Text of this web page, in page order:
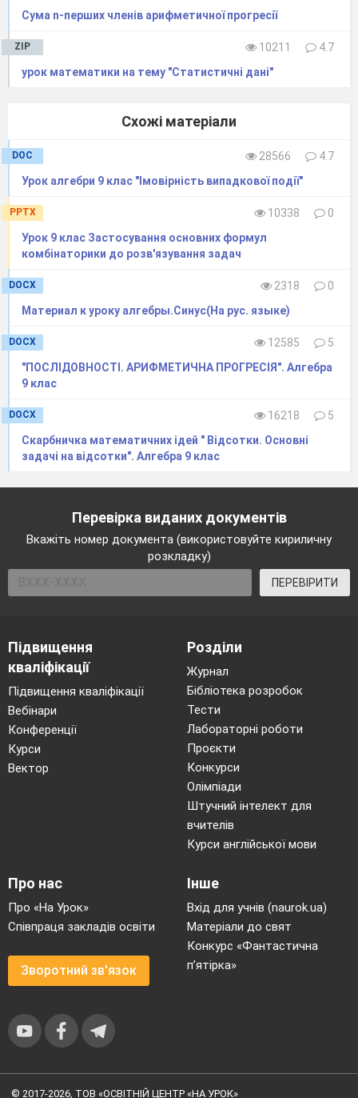
44
Геометрична прогресія, її
45
геометричної прогресії.
Сума перших n членів
48
геометричної прогресії.
49
прогресії, у тому числі
прикладного змісту.
Тема № 4. Основи комбінаторики, теорії
51
Комбінаторика, її мета і задачі.
52
Комбінаторні правила суми і
54
Випадкова подія. Частота та
ймовірність випадкової події.
статистику.
подання даних та їх обробка.
57
Способи подання даних та їх
59
Контрольна робота № 6
Повторення і систематизація навчального
матеріалу (11 год)
60
Формули скороченого
множення та їх застосування.
61
Тотожні перетворення
раціональних виразів.
Розв’язування раціональних
Розв’язування квадратних
рівнянь та рівнянь, що зводяться
Функції. Властивості та графіки
64
Нерівності. Розв’язування
лінійних нерівностей та їх
систем. Розв’язування
квадратних нерівностей.
степеня з двома змінними.
66
Числові послідовності.
Числові послідовності.
68
Підсумкова контрольна
робота № 7.
Сума n-перших членів арифметичної прогресії
ZIP 10211
4.7
урок математики на тему "Статистичні дані"
Схожі матеріали
DOC 28566
4.7
Урок алгебри 9 клас "Імовірність випадкової події"
PPTX 10338
0
Урок 9 клас Застосування основних формул
комбінаторики до розв'язування задач
DOCX 2318
0
Материал к уроку алгебры.Синус(На рус. языке)
DOCX 12585
5
"ПОСЛІДОВНОСТІ. АРИФМЕТИЧНА ПРОГРЕСІЯ". Алгебра
9 клас
DOCX 16218
5
Скарбничка математичних ідей " Відсотки. Основні
задачі на відсотки". Алгебра 9 клас
Перевірка виданих документів
Вкажіть номер документа (використовуйте кириличну
розкладку)
ПЕРЕВІРИТИ
Підвищення
кваліфікації
Підвищення кваліфікації
Вебінари
Конференції
Курси
Вектор
Розділи
Журнал
Бібліотека розробок
Тести
Лабораторні роботи
Проєкти
Конкурси
Олімпіади
Штучний інтелект для
вчителів
Курси англійської мови
Про нас
Про «На Урок»
Співпраця закладів освіти
Зворотний зв'язок
Інше
Вхід для учнів (naurok.ua)
Матеріали до свят
Конкурс «Фантастична
п’ятірка»
© 2017-2026, ТОВ «ОСВІТНІЙ ЦЕНТР «НА УРОК»